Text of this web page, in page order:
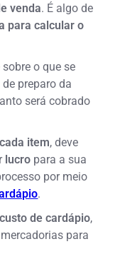
venda. É algo de
para calcular o
o que se
preparo da
será cobrado
item, deve
lucro para a sua
por meio
.
de cardápio,
para